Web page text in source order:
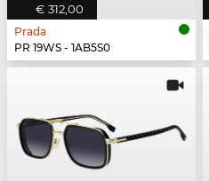
€ 312,00
Prada
PR 19WS - 1AB5S0